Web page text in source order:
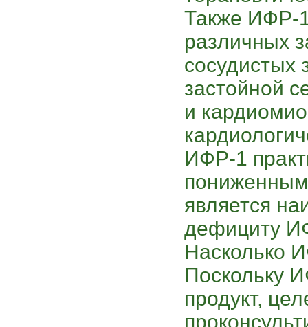
Также ИФР-
различных
сосудистых
застойной
и
ИФР-1
является
дефициту
Насколько
Поскольку
продукт,